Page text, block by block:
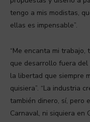
tengo a mis modistas,
ellas es impensable”.
“Me encanta mi
que desarrollo fuera
la libertad que siempre
quisiera”. “La industria
también dinero, sí, pero
Carnaval, ni siquiera en